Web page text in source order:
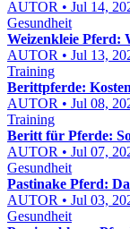
AUTOR • Jul 14,
Gesundheit
Weizenkleie Pferd:
AUTOR • Jul 13,
Training
Berittpferde:
AUTOR • Jul 08,
Training
Beritt für Pferde:
AUTOR • Jul 07,
Gesundheit
Pastinake Pferd:
AUTOR • Jul 03,
Gesundheit